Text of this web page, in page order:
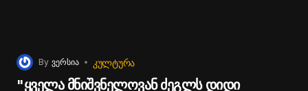
By ვერსია ᲙᲣᲚᲢᲣᲠᲐ
"ყველა მნიშვნელოვან ძეგლს დიდი